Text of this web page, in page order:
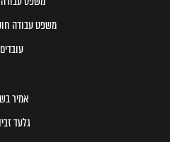
משפט עבודה
עובדים
אמיר
גלעד